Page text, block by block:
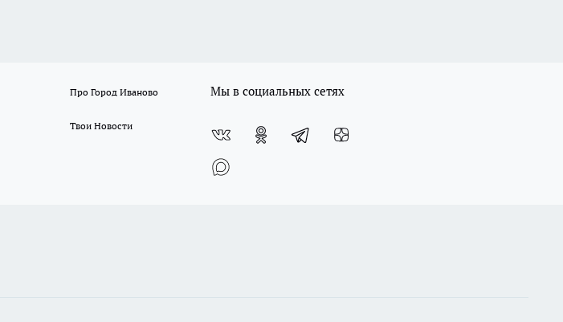
Про Город Иваново
Твои Новости
Мы в социальных сетях